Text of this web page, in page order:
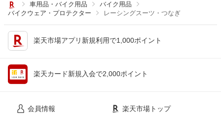
車用品・バイク用品
バイク用品
バイクウェア・プロテクター
レーシングスーツ・つなぎ
楽天市場アプリ新規利用で1,000ポイント
楽天カード新規入会で2,000ポイント
会員情報 楽天市場トップ